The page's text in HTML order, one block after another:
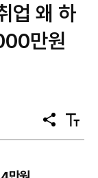
업 왜 하
만원
공
유
텍
스